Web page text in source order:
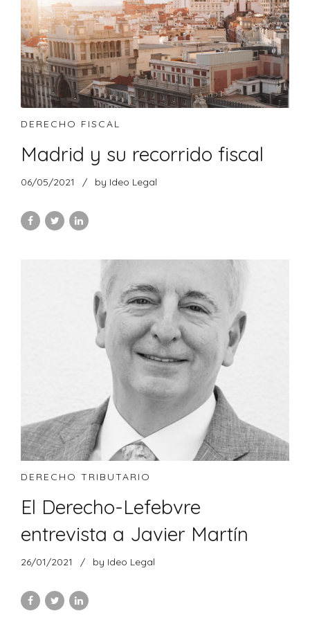
DERECHO FISCAL
Madrid y su recorrido fiscal
06/05/2021 by Ideo Legal
DERECHO TRIBUTARIO
El Derecho-Lefebvre
entrevista a Javier Martín
26/01/2021 by Ideo Legal